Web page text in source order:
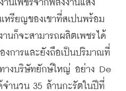
านเพชรจากพลังงานแสง
หรียญของเขาที่สเปนพร้อม
านก็จะสามารถผลิตเพชรได้
งการและยังถือเป็นปริมาณที่
างบริษัทยักษ์ใหญ่ อย่าง De
จำนวน 35 ล้านกะรัตในปีที่